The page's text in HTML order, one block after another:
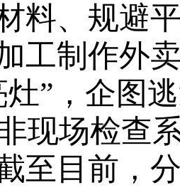
料、规避
工制作外
灶”，企图
现场检查
至目前，